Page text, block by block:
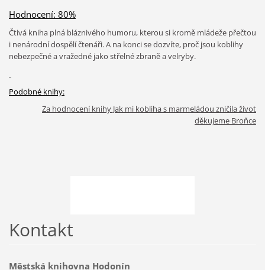
Hodnocení: 80%
Čtivá kniha plná bláznivého humoru, kterou si kromě mládeže přečtou
i nenárodní dospělí čtenáři. A na konci se dozvíte, proč jsou koblihy
nebezpečné a vražedné jako střelné zbraně a velryby.
Podobné knihy:
Za hodnocení knihy Jak mi kobliha s marmeládou zničila život
děkujeme Broňce
Kontakt
Městská knihovna Hodonín